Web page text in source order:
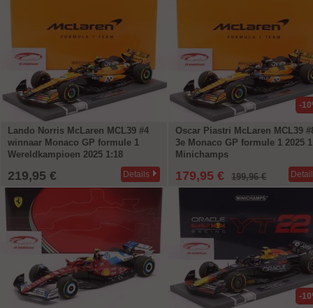
Lando Norris McLaren MCL39 #4
winnaar Monaco GP formule 1
Wereldkampioen 2025 1:18
219,95 € Details
-
Oscar Piastri McLaren MCL39
3e Monaco GP formule 1 2025
Minichamps
179,95 € 199,96 €
-